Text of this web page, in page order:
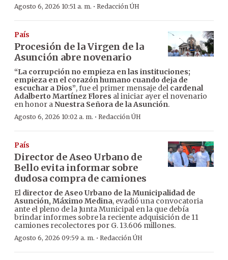
Agosto 6, 2026 10:51 a. m. · Redacción ÚH
País
Procesión de la Virgen de la
Asunción abre novenario
“La corrupción no empieza en las instituciones;
empieza en el corazón humano cuando deja de
escuchar a Dios”, fue el primer mensaje del cardenal
Adalberto Martínez Flores al iniciar ayer el novenario
en honor a Nuestra Señora de la Asunción.
Agosto 6, 2026 10:02 a. m. · Redacción ÚH
País
Director de Aseo Urbano de
Bello evita informar sobre
dudosa compra de camiones
El director de Aseo Urbano de la Municipalidad de
Asunción, Máximo Medina, evadió una convocatoria
ante el pleno de la Junta Municipal en la que debía
brindar informes sobre la reciente adquisición de 11
camiones recolectores por G. 13.606 millones.
Agosto 6, 2026 09:59 a. m. · Redacción ÚH